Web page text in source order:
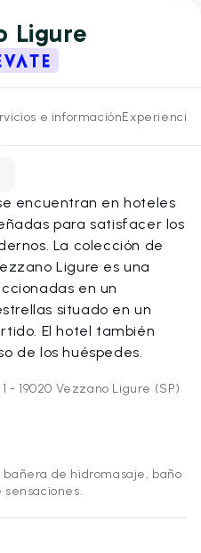
Ligure
e informaciónExperiencias
encuentran en hoteles
para satisfacer los
La colección de
Ligure es una
en un
situado en un
El hotel también
de los huéspedes.
- 19020 Vezzano Ligure (SP)
de hidromasaje, baño
sensaciones.